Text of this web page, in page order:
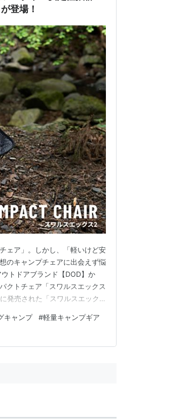
登場！
ェア」。しかし、「軽いけど安
のキャンプチェアに出会えず悩
トドアブランド【DOD】か
クトチェア「スワルスエックス
発売された「スワルスエック
。その特長、スペック、使い勝
キャンプ #軽量キャンプギア